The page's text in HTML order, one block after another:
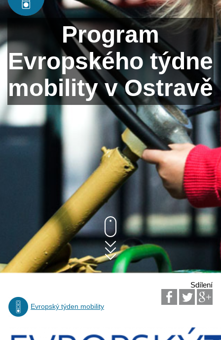
Program
Evropského týdne
mobility v Ostravě
Sdílení
Evropský týden mobility